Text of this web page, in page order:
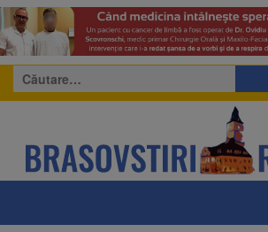
Caută
după: